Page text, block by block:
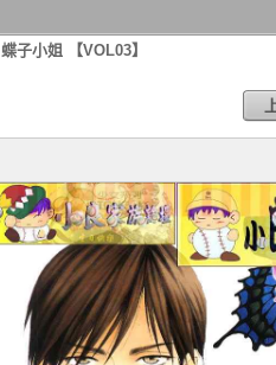
蝶子小姐 【VOL03】